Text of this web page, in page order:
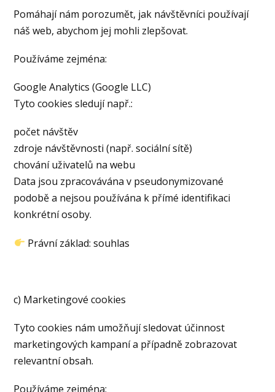
Pomáhají nám porozumět, jak návštěvníci používají
náš web, abychom jej mohli zlepšovat.
Používáme zejména:
Google Analytics (Google LLC)
Tyto cookies sledují např.:
počet návštěv
zdroje návštěvnosti (např. sociální sítě)
chování uživatelů na webu
Data jsou zpracovávána v pseudonymizované
podobě a nejsou používána k přímé identifikaci
konkrétní osoby.
Právní základ: souhlas
c) Marketingové cookies
Tyto cookies nám umožňují sledovat účinnost
marketingových kampaní a případně zobrazovat
relevantní obsah.
Používáme zejména: